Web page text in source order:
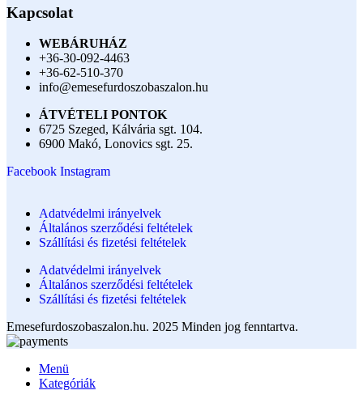
Kapcsolat
WEBÁRUHÁZ
+36-30-092-4463
+36-62-510-370
info@emesefurdoszobaszalon.hu
ÁTVÉTELI PONTOK
6725 Szeged, Kálvária sgt. 104.​
6900 Makó, Lonovics sgt. 25.
Facebook Instagram
Adatvédelmi irányelvek
Általános szerződési feltételek
Szállítási és fizetési feltételek
Adatvédelmi irányelvek
Általános szerződési feltételek
Szállítási és fizetési feltételek
Emesefurdoszobaszalon.hu. 2025 Minden jog fenntartva.
Menü
Kategóriák